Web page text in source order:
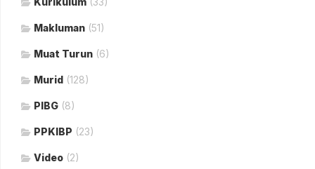
Makluman (51)
Muat Turun (6)
Murid (128)
PIBG (8)
PPKIBP (23)
Video (2)